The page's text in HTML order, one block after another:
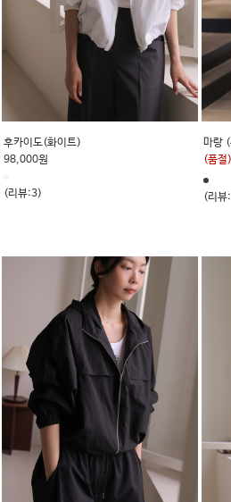
후카이도(화이트)
98,000원
(리뷰:3)
마랑
(품절)
(리뷰